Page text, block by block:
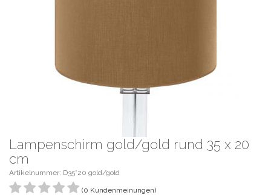
Lampenschirm gold/gold rund 35 x 20
cm
Artikelnummer: D35*20 gold/gold
(0 Kundenmeinungen)